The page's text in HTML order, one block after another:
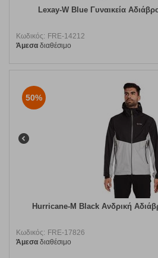
Lexay-W Blue Γυναικεία
Κωδικός: FRE-14212
Άμεσα διαθέσιμο
50%
Hurricane-M Black Ανδρική
Κωδικός: FRE-17826
Άμεσα διαθέσιμο